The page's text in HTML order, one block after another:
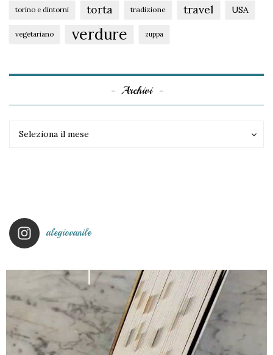
torino e dintorni torta tradizione travel USA
vegetariano verdure zuppa
Archivi
Seleziona il mese
alegiovanile